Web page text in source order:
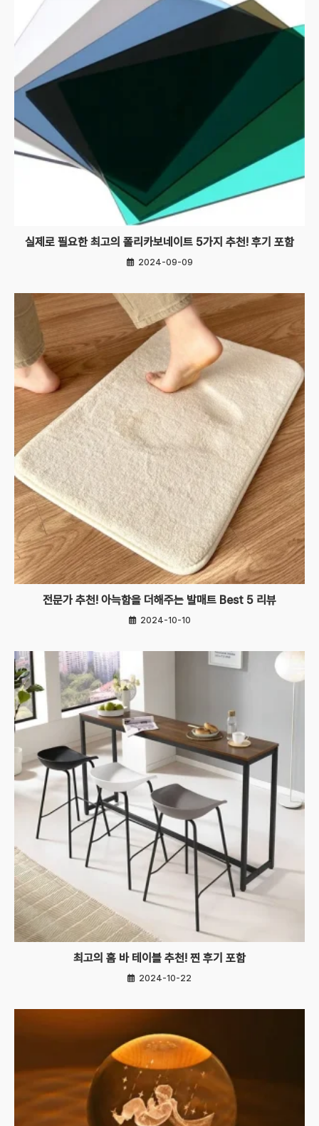
실제로 필요한 최고의 폴리카보네이트 5가지 추천! 후기 포함
2024-09-09
전문가 추천! 아늑함을 더해주는 발매트 Best 5 리뷰
2024-10-10
최고의 홈 바 테이블 추천! 찐 후기 포함
2024-10-22